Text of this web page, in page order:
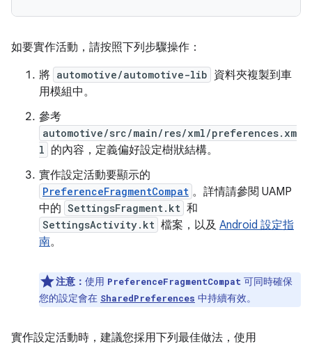
如要實作活動，請按照下列步驟操作：
將 automotive/automotive-lib 資料夾複製到車
用模組中。
參考
automotive/src/main/res/xml/preferences.xm
l 的內容，定義偏好設定樹狀結構。
實作設定活動要顯示的
PreferenceFragmentCompat 。詳情請參閱 UAMP
中的 SettingsFragment.kt 和
SettingsActivity.kt 檔案，以及 Android 設定指
南。
注意： 使用 PreferenceFragmentCompat 可同時確保
您的設定會在 SharedPreferences 中持續有效。
實作設定活動時，建議您採用下列最佳做法，使用